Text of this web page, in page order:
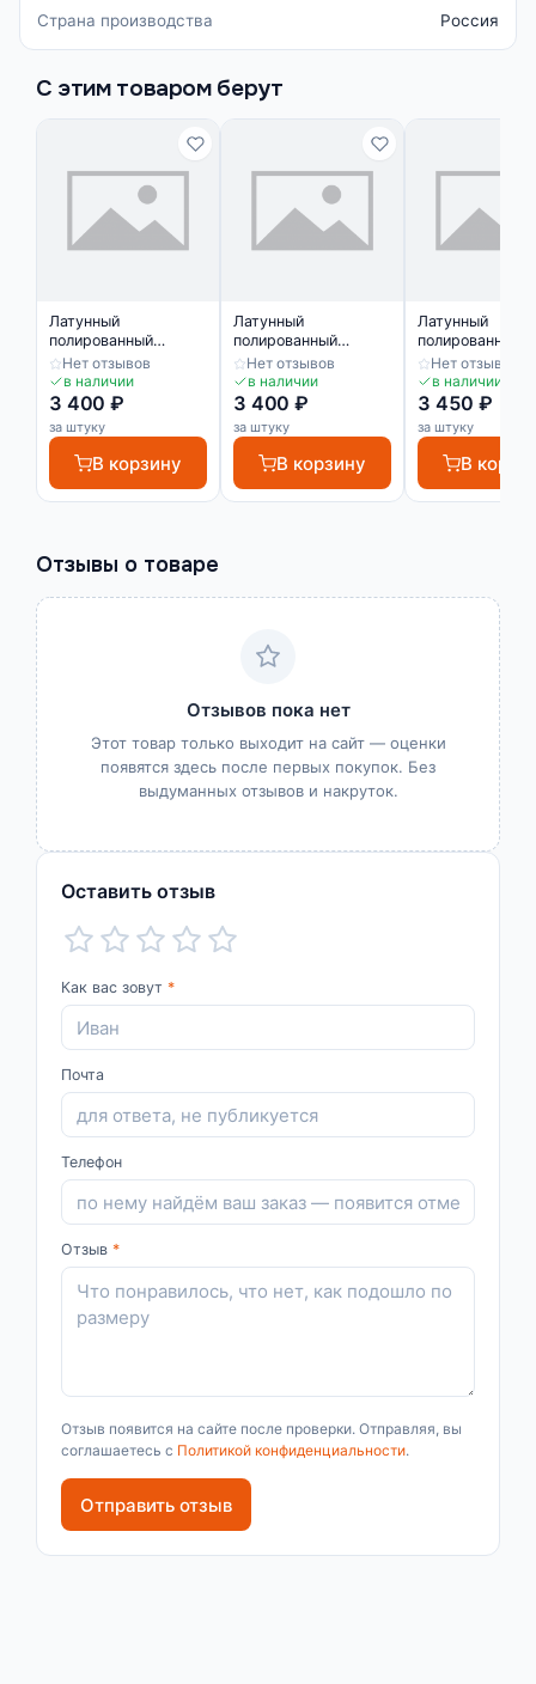
Страна производства Россия
С этим товаром берут
Латунный
полированный
профиль ЛПО-8
Нет отзывов
в наличии
3 400 ₽
за штуку
В корзину
Латунный
полированный
профиль ЛПО-8
Нет отзывов
в наличии
3 400 ₽
за штуку
В корзину
Латунный
полированный
профиль ЛПО-9
Нет отзывов
в наличии
3 450 ₽
за штуку
В
Отзывы о товаре
Отзывов пока нет
Этот товар только выходит на сайт — оценки
появятся здесь после первых покупок. Без
выдуманных отзывов и накруток.
Оставить отзыв
Как вас зовут *
Почта
Телефон
Отзыв *
Отзыв появится на сайте после проверки. Отправляя, вы
соглашаетесь с Политикой конфиденциальности.
Отправить отзыв